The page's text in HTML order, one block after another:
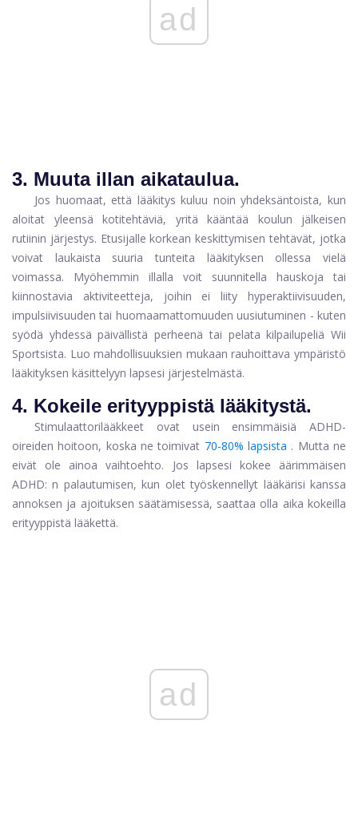
ad
3. Muuta illan aikataulua.
Jos huomaat, että lääkitys kuluu noin yhdeksäntoista, kun
aloitat yleensä kotitehtäviä, yritä kääntää koulun jälkeisen
rutiinin järjestys. Etusijalle korkean keskittymisen tehtävät, jotka
voivat laukaista suuria tunteita lääkityksen ollessa vielä
voimassa. Myöhemmin illalla voit suunnitella hauskoja tai
kiinnostavia aktiviteetteja, joihin ei liity hyperaktiivisuuden,
impulsiivisuuden tai huomaamattomuuden uusiutuminen - kuten
syödä yhdessä päivällistä perheenä tai pelata kilpailupeliä Wii
Sportsista. Luo mahdollisuuksien mukaan rauhoittava ympäristö
lääkityksen käsittelyyn lapsesi järjestelmästä.
4. Kokeile erityyppistä lääkitystä.
Stimulaattorilääkkeet ovat usein ensimmäisiä ADHD-
oireiden hoitoon, koska ne toimivat 70-80% lapsista . Mutta ne
eivät ole ainoa vaihtoehto. Jos lapsesi kokee äärimmäisen
ADHD: n palautumisen, kun olet työskennellyt lääkärisi kanssa
annoksen ja ajoituksen säätämisessä, saattaa olla aika kokeilla
erityyppistä lääkettä.
ad